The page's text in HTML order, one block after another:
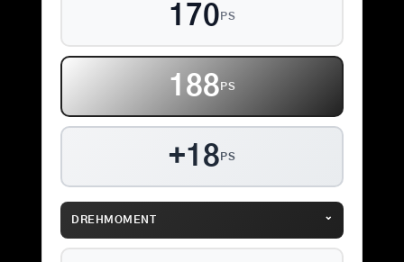
170 PS
188 PS
+18 PS
DREHMOMENT ⌄